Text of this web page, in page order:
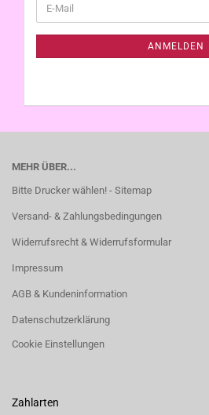
ZUR
E-
Mail
ANMELDEN
MEHR ÜBER...
Bitte Drucker wählen! - Sitemap
Versand- & Zahlungsbedingungen
Widerrufsrecht & Widerrufsformular
Impressum
AGB & Kundeninformation
Datenschutzerklärung
Cookie Einstellungen
Zahlarten